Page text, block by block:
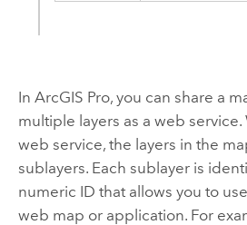
In ArcGIS Pro, you can share a
multiple layers as a web
web service, the layers in the
sublayers. Each sublayer is
numeric ID that allows you to
web map or application. For